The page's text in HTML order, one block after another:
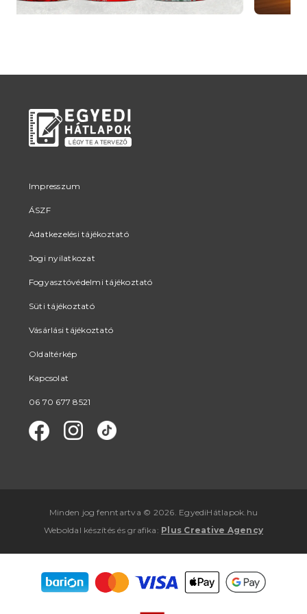
Impresszum
ÁSZF
Adatkezelési tájékoztató
Jogi nyilatkozat
Fogyasztóvédelmi tájékoztató
Süti tájékoztató
Vásárlási tájékoztató
Oldaltérkép
Kapcsolat
06 70 677 8521
Minden jog fenntartva © 2026. EgyediHátlapok.hu
Weboldal készítés ésgrafika : Plus Creative Agency